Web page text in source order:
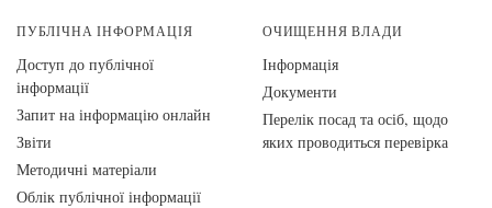
ПУБЛІЧНА ІНФОРМАЦІЯ
Доступ до публічної
інформації
Запит на інформацію онлайн
Звіти
Методичні матеріали
Облік публічної інформації
ОЧИЩЕННЯ ВЛАДИ
Інформація
Документи
Перелік посад та осіб, щодо
яких проводиться перевірка